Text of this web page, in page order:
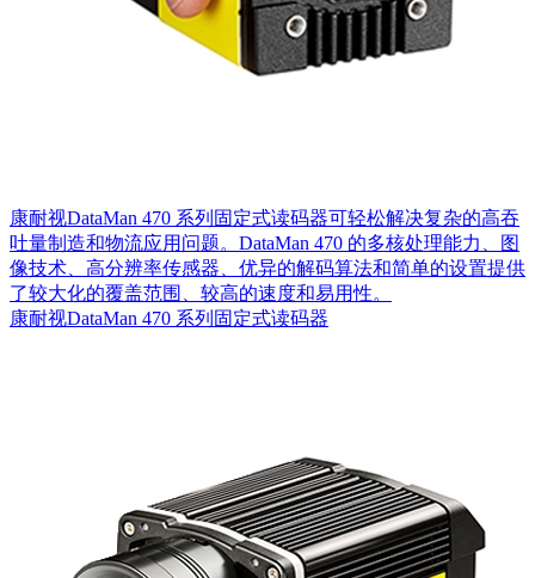
康耐视DataMan 470 系列固定式读码器可轻松解决复杂的高吞
吐量制造和物流应用问题。DataMan 470 的多核处理能力、图
像技术、高分辨率传感器、优异的解码算法和简单的设置提供
了较大化的覆盖范围、较高的速度和易用性。
康耐视DataMan 470 系列固定式读码器